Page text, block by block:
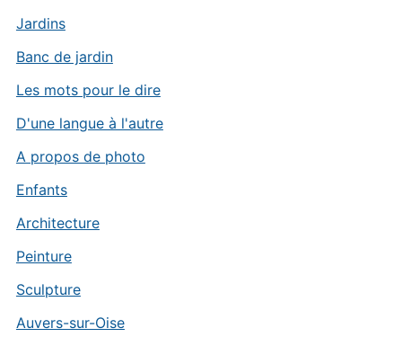
Jardins
Banc de jardin
Les mots pour le dire
D'une langue à l'autre
A propos de photo
Enfants
Architecture
Peinture
Sculpture
Auvers-sur-Oise